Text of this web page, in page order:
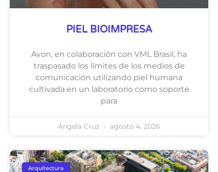
PIEL BIOIMPRESA
Avon, en colaboración con VML Brasil, ha
traspasado los límites de los medios de
comunicación utilizando piel humana
cultivada en un laboratorio como soporte
para
Ángela Cruz agosto 4, 2026
Arquitectura